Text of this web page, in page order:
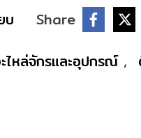
บ
Share
ไหล่จักรและอุปกรณ์ ,